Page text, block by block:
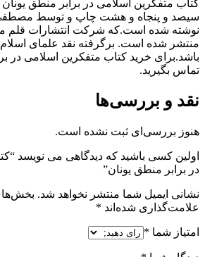
کتاب متفکرین اسلامی در برابر منطق
سیصد و پنجاه و هشت چاپ و توسط
نوشته شده است.که شرکت انتشارات قلم‏‫
منتشر شده است. برگرفته ن‍ق‍د ع‍ل‍م‍ای
باشد.برای خرید کتاب متفکرین اسلامی در
تماس بگیرید.
نقد و بررسی‌ها
هنوز بررسی‌ای ثبت نشده است.
اولین کسی باشید که دیدگاهی می نویسد
در برابر منطق یونان”
نشانی ایمیل شما منتشر نخواهد شد.
علامت‌گذاری شده‌اند *
امتیاز شما *